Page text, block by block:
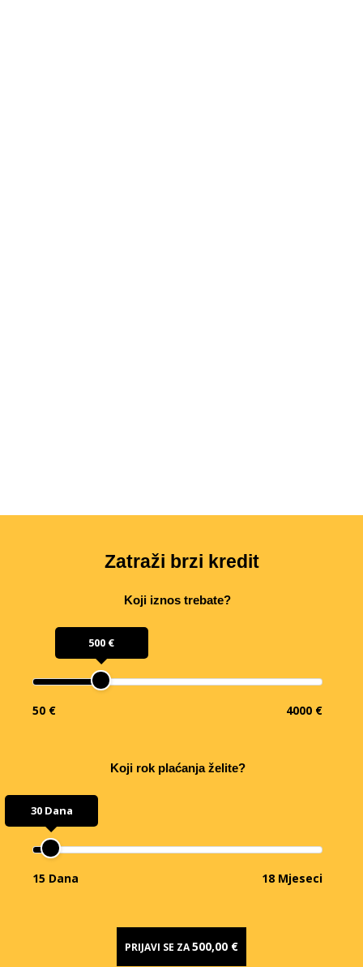
Zatraži brzi kredit
Koji iznos trebate?
500 €
50 € 4000 €
Koji rok plaćanja želite?
30 Dana
15 Dana 18 Mjeseci
PRIJAVI SE ZA500,00 €